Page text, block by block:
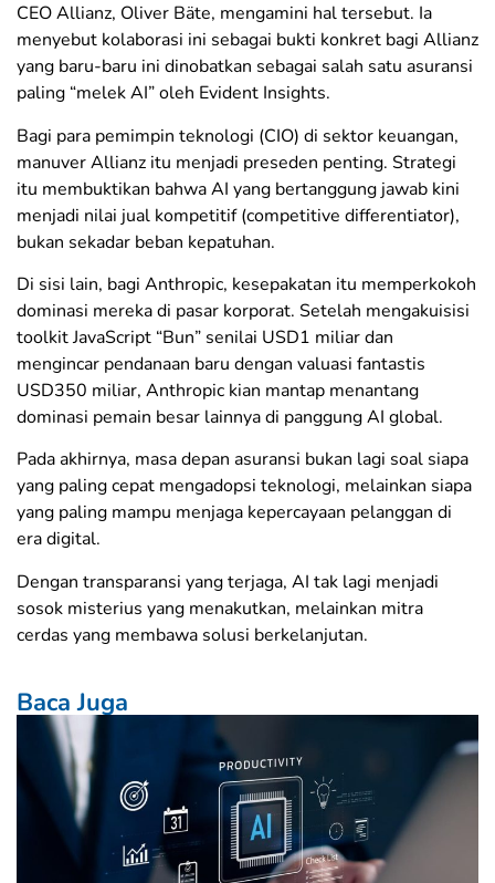
​CEO Allianz, Oliver Bäte, mengamini hal tersebut. Ia
menyebut kolaborasi ini sebagai bukti konkret bagi Allianz
yang baru-baru ini dinobatkan sebagai salah satu asuransi
paling “melek AI” oleh Evident Insights.
Bagi para pemimpin teknologi (CIO) di sektor keuangan,
manuver Allianz itu menjadi preseden penting. Strategi
itu membuktikan bahwa AI yang bertanggung jawab kini
menjadi nilai jual kompetitif (competitive differentiator),
bukan sekadar beban kepatuhan.
​Di sisi lain, bagi Anthropic, kesepakatan itu memperkokoh
dominasi mereka di pasar korporat. Setelah mengakuisisi
toolkit JavaScript “Bun” senilai USD1 miliar dan
mengincar pendanaan baru dengan valuasi fantastis
USD350 miliar, Anthropic kian mantap menantang
dominasi pemain besar lainnya di panggung AI global.
Pada akhirnya, masa depan asuransi bukan lagi soal siapa
yang paling cepat mengadopsi teknologi, melainkan siapa
yang paling mampu menjaga kepercayaan pelanggan di
era digital.
Dengan transparansi yang terjaga, AI tak lagi menjadi
sosok misterius yang menakutkan, melainkan mitra
cerdas yang membawa solusi berkelanjutan.
Baca Juga